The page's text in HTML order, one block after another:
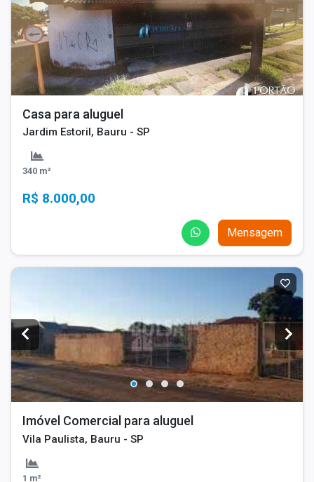
Casa para aluguel
Jardim Estoril, Bauru - SP
340 m²
R$ 8.000,00
Mensagem
Imóvel Comercial para aluguel
Vila Paulista, Bauru - SP
1 m²